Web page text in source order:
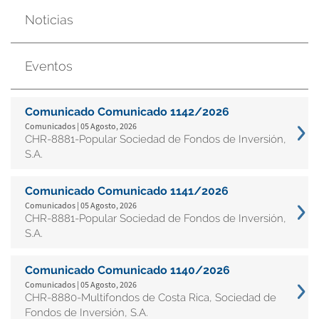
Noticias
Eventos
Comunicado Comunicado 1142/2026
Comunicados | 05 Agosto, 2026
CHR-8881-Popular Sociedad de Fondos de Inversión,
S.A.
Comunicado Comunicado 1141/2026
Comunicados | 05 Agosto, 2026
CHR-8881-Popular Sociedad de Fondos de Inversión,
S.A.
Comunicado Comunicado 1140/2026
Comunicados | 05 Agosto, 2026
CHR-8880-Multifondos de Costa Rica, Sociedad de
Fondos de Inversión, S.A.